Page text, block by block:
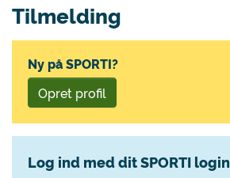
Tilmelding
Ny på SPORTI?
Opret profil
Log ind med dit SPORTI login